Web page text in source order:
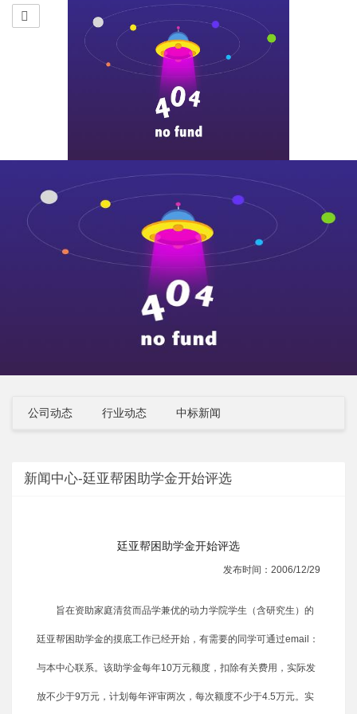
公司动态 行业动态 中标新闻
新闻中心-廷亚帮困助学金开始评选
廷亚帮困助学金开始评选
发布时间：2006/12/29
旨在资助家庭清贫而品学兼优的动力学院学生（含研究生）的
廷亚帮困助学金的摸底工作已经开始，有需要的同学可通过email：
与本中心联系。该助学金每年10万元额度，扣除有关费用，实际发
放不少于9万元，计划每年评审两次，每次额度不少于4.5万元。实